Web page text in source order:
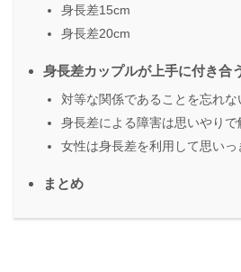
身長差15cm
身長差20cm
身長差カップルが上手に付き合
対等な関係であることを忘れな
身長差による障害は思いやりで
女性は身長差を利用して思いっ
まとめ